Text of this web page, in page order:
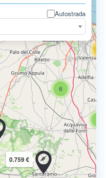
Autostrada
6
0.759 €